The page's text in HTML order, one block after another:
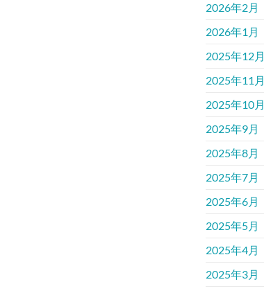
2026年2月
2026年1月
2025年12月
2025年11月
2025年10月
2025年9月
2025年8月
2025年7月
2025年6月
2025年5月
2025年4月
2025年3月